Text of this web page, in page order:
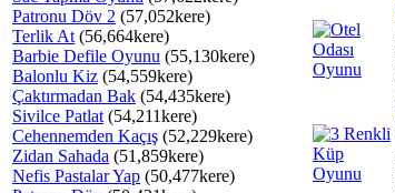
Patronu Döv 2 (57,052kere)
Terlik At (56,664kere)
Barbie Defile Oyunu (55,130kere)
Balonlu Kiz (54,559kere)
Çaktırmadan Bak (54,435kere)
Sivilce Patlat (54,211kere)
Cehennemden Kaçış (52,229kere)
Zidan Sahada (51,859kere)
Nefis Pastalar Yap (50,477kere)